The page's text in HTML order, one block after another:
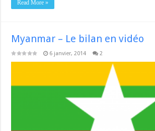
Read More »
Myanmar – Le bilan en vidéo
6 janvier, 2014 2